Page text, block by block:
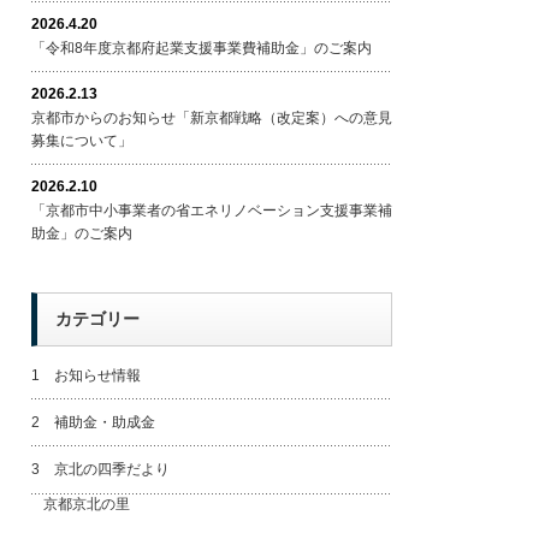
2026.4.20
「令和8年度京都府起業支援事業費補助金」のご案内
2026.2.13
京都市からのお知らせ「新京都戦略（改定案）への意見
募集について」
2026.2.10
「京都市中小事業者の省エネリノベーション支援事業補
助金」のご案内
カテゴリー
1 お知らせ情報
2 補助金・助成金
3 京北の四季だより
京都京北の里